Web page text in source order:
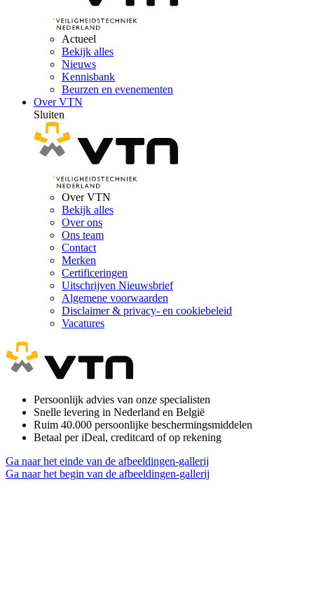
Actueel
Bekijk alles
Nieuws
Kennisbank
Beurzen en evenementen
Over VTN
Sluiten
Over VTN
Bekijk alles
Over ons
Ons team
Contact
Merken
Certificeringen
Uitschrijven Nieuwsbrief
Algemene voorwaarden
Disclaimer & privacy- en cookiebeleid
Vacatures
Persoonlijk advies van onze specialisten
Snelle levering in Nederland en België
Ruim 40.000 persoonlijke beschermingsmiddelen
Betaal per iDeal, creditcard of op rekening
Ga naar het einde van de afbeeldingen-gallerij
Ga naar het begin van de afbeeldingen-gallerij